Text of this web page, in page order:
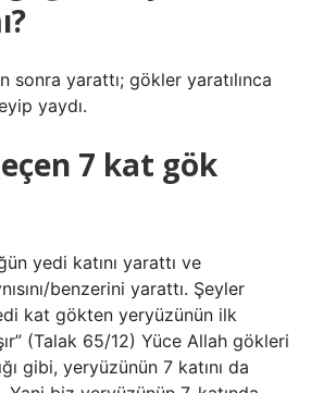
sonra yarattı; gökler yaratılınca
yaydı.
7 kat gök
yedi katını yarattı ve
benzerini yarattı. Şeyler
kat gökten yeryüzünün ilk
(Talak 65/12) Yüce Allah gökleri
gibi, yeryüzünün 7 katını da